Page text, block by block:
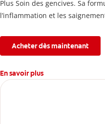
Plus Soin des gencives. Sa
l’inflammation et les
l’érosion de l’émail.
Acheter dès maintenant
En savoir plus